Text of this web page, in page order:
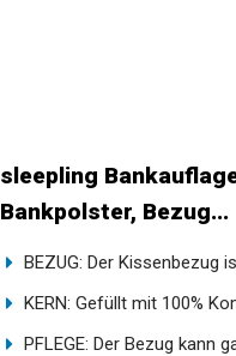
sleepling
Bankpolster, Bezug...
BEZUG: Der Kissenbezug
KERN: Gefüllt mit 100%
PFLEGE: Der Bezug kann